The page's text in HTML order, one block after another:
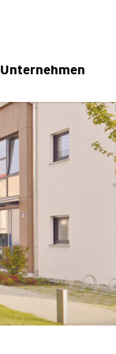
Unternehmen